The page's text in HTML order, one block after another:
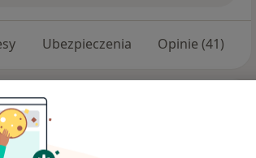
Ubezpieczenia Opinie (41)
w prowadzeniu sesji